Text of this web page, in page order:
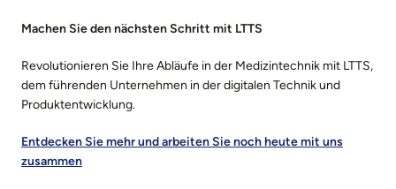
Machen Sie den nächsten Schritt mit LTTS
Revolutionieren Sie Ihre Abläufe in der Medizintechnik mit LTTS,
dem führenden Unternehmen in der digitalen Technik und
Produktentwicklung.
Entdecken Sie mehr und arbeiten Sie noch heute mit uns
zusammen